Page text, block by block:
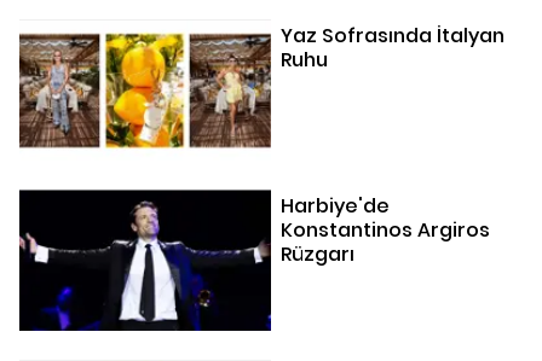
Yaz Sofrasında İtalyan
Ruhu
Harbiye'de
Konstantinos Argiros
Rüzgarı